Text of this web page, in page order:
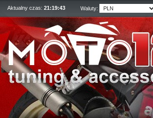
Aktualny czas: 21:19:44 Waluty: